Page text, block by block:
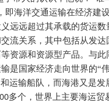
海洋交通运输在经济建
远远超过其承载的货运
流关系，其中包括从发
资源和资源型产品。与
是国家经济走向世界的“伟
运输船队，而海港又是
多个，世界上主要海运贸